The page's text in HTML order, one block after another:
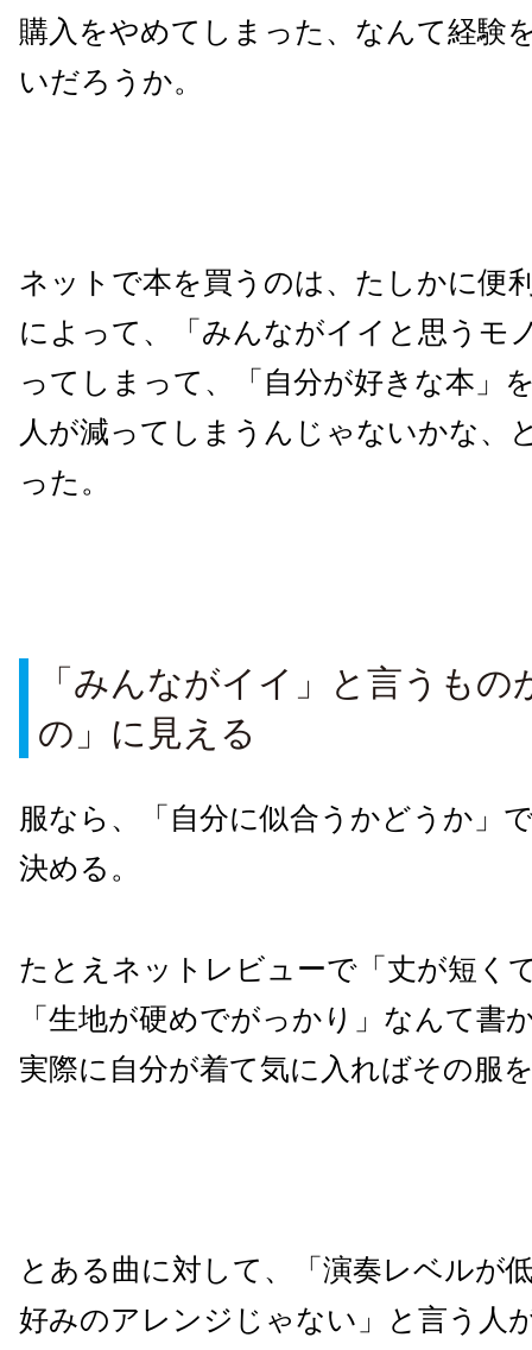
購入をやめてしまった、なんて経験
いだろうか。
ネットで本を買うのは、たしかに便
によって、「みんながイイと思うモ
ってしまって、「自分が好きな本」
人が減ってしまうんじゃないかな、
った。
「みんながイイ」と言うもの
の」に見える
服なら、「自分に似合うかどうか」
決める。
たとえネットレビューで「丈が短く
「生地が硬めでがっかり」なんて書
実際に自分が着て気に入ればその服
とある曲に対して、「演奏レベルが
好みのアレンジじゃない」と言う人